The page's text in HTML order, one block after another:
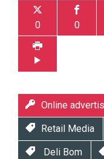
0 0
Online
Retail Media
Deli Bom